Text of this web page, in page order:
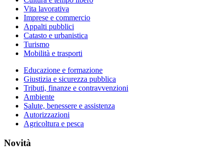
Vita lavorativa
Imprese e commercio
Appalti pubblici
Catasto e urbanistica
Turismo
Mobilità e trasporti
Educazione e formazione
Giustizia e sicurezza pubblica
Tributi, finanze e contravvenzioni
Ambiente
Salute, benessere e assistenza
Autorizzazioni
Agricoltura e pesca
Novità